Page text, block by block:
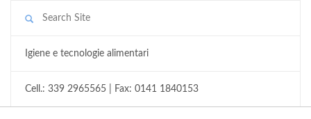
Igiene e tecnologie alimentari
Cell.: 339 2965565 | Fax: 0141 1840153